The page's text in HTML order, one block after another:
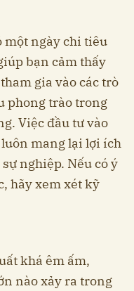
một ngày chi tiêu
bạn cảm thấy
gia vào các trò
phong trào trong
Việc đầu tư vào
mang lại lợi ích
nghiệp. Nếu có ý
hãy xem xét kỹ
khá êm ấm,
nào xảy ra trong